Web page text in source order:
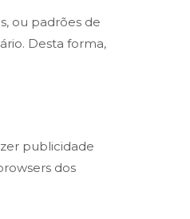
ou padrões de
Desta forma,
publicidade
dos